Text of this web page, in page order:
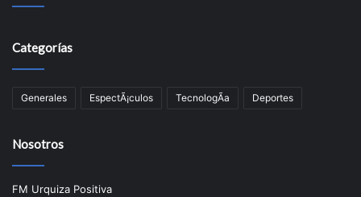
Categorías
Generales EspectÃ¡culos TecnologÃ­a Deportes
Nosotros
FM Urquiza Positiva